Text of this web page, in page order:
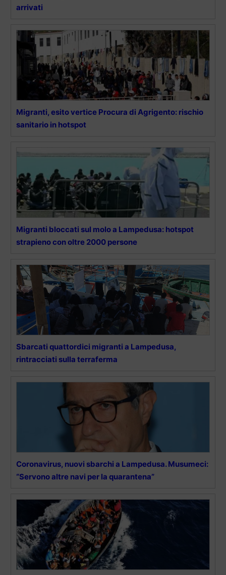
arrivati
Migranti, esito vertice Procura di Agrigento: rischio
sanitario in hotspot
Migranti bloccati sul molo a Lampedusa: hotspot
strapieno con oltre 2000 persone
Sbarcati quattordici migranti a Lampedusa,
rintracciati sulla terraferma
Coronavirus, nuovi sbarchi a Lampedusa. Musumeci:
“Servono altre navi per la quarantena”